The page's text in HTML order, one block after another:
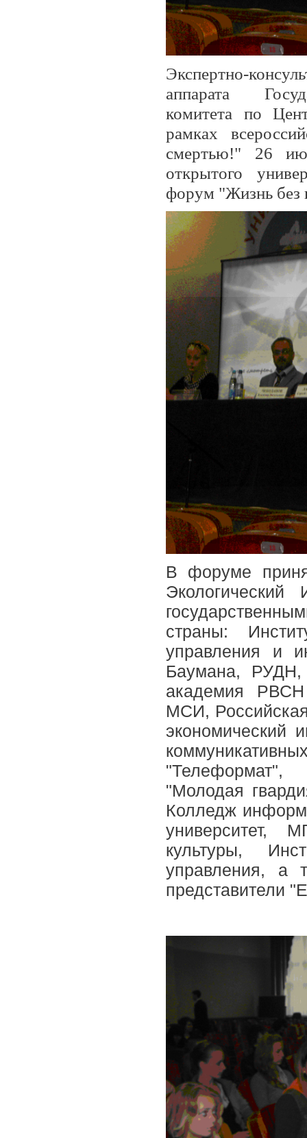
Экспертно-
аппарата
комитета по
рамках
смертью!" 26
открытого
форум "Жизнь без
В форуме
Экологический
страны:
управления и
Баумана, РУДН,
академия
МСИ,
экономический
"Молодая
Колледж
университет,
культуры,
управления, а
представители